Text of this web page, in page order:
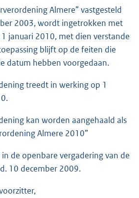
Almere” vastgesteld
2003, wordt ingetrokken met
januari 2010, met dien verstande
blijft op de feiten die
datum hebben voorgedaan.
treedt in werking op 1
kan worden aangehaald als
Almere 2010”
de openbare vergadering van de
10 december 2009.